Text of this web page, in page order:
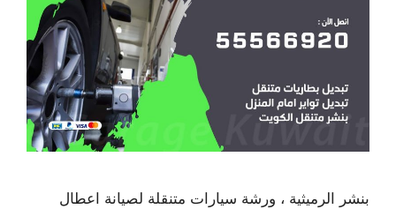
بنشر الرميثية ، ورشة سيارات متنقلة لصيانة اعطال